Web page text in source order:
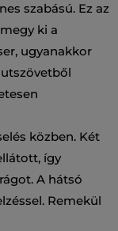
szabású. Ez az
ki a
ugyanakkor
közben. Két
így
A hátsó
Remekül